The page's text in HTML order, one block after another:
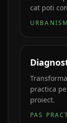
cat poti
URBANISM
practica
proiect.
PAS